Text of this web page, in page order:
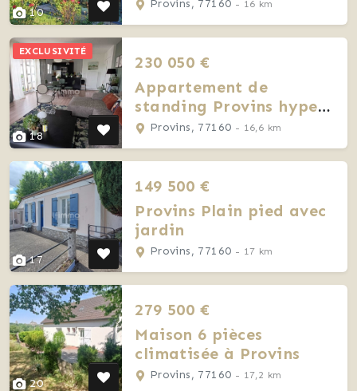
10
Proche Provins
Provins, 77160 - 16 km
18
EXCLUSIVITÉ
230 050 €
Appartement de
standing Provins hyper
centre
Provins, 77160 - 16,6 km
17
149 500 €
Provins Plain pied avec
jardin
Provins, 77160 - 17 km
20
279 500 €
Maison 6 pièces
climatisée à Provins
Provins, 77160 - 17,2 km